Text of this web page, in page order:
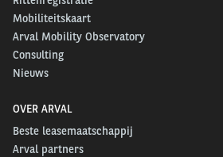
Mobiliteitskaart
Arval Mobility Observatory
Consulting
Nieuws
OVER ARVAL
Beste leasemaatschappij
Arval partners